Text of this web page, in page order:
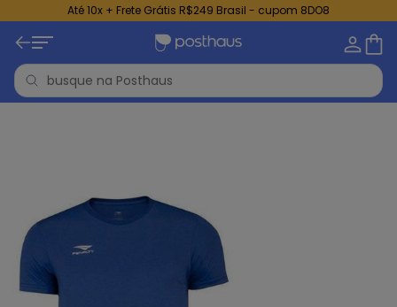
Até 10x + Frete Grátis R$249 Brasil - cupom 8DO8